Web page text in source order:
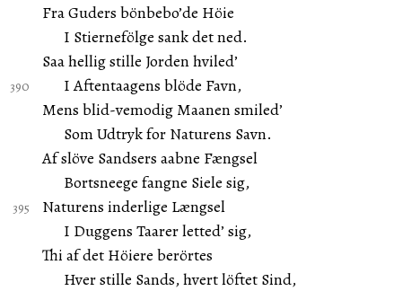
Fra Guders bönbebo’de Höie
I Stiernefölge sank det ned.
Saa hellig stille Jorden hviled’
I Aftentaagens blöde Favn,
Mens blid-vemodig Maanen smiled’
Som Udtryk for Naturens Savn.
Af slöve Sandsers aabne Fængsel
Bortsneege fangne Siele sig,
Naturens inderlige Længsel
I Duggens Taarer letted’ sig,
Thi af det Höiere berörtes
Hver stille Sands, hvert löftet Sind,